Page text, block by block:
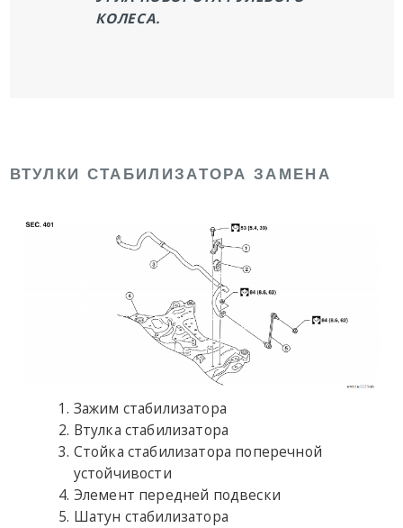
КОЛЕСА.
ВТУЛКИ СТАБИЛИЗАТОРА ЗАМЕНА
Зажим стабилизатора
Втулка стабилизатора
Стойка стабилизатора поперечной
устойчивости
Элемент передней подвески
Шатун стабилизатора